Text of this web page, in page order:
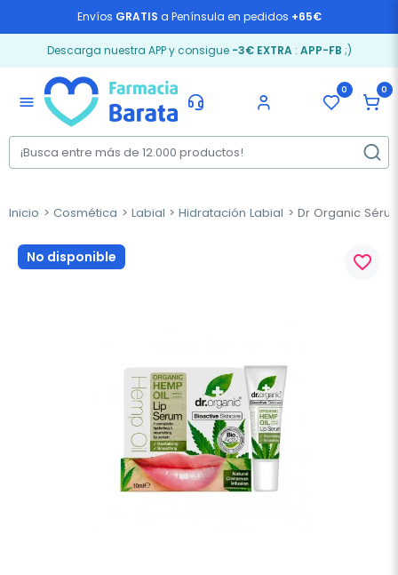
Envíos GRATIS a Península en pedidos +65€
Descarga nuestra APP y consigue -3€ EXTRA: APP-FB ;)
menu
0 0
Inicio Cosmética Labial Hidratación Labial Dr Organic
No disponible favorite_border